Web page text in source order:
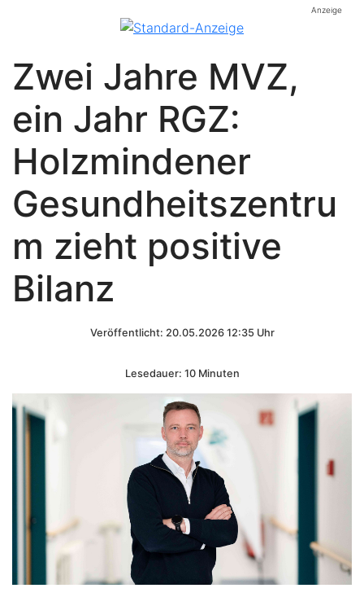
Anzeige
Zwei Jahre MVZ,
ein Jahr RGZ:
Holzmindener
Gesundheitszentru
m zieht positive
Bilanz
Veröffentlicht: 20.05.2026 12:35 Uhr
Lesedauer: 10 Minuten